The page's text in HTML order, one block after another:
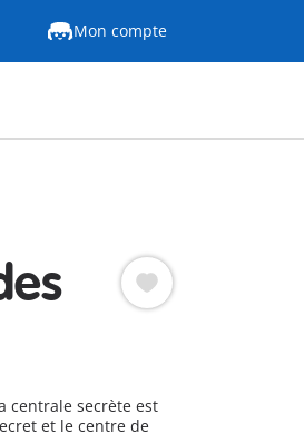
Mon compte
centrale secrète est